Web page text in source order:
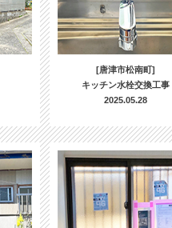
[唐津市松南町]
キッチン水栓交換工事
2025.05.28